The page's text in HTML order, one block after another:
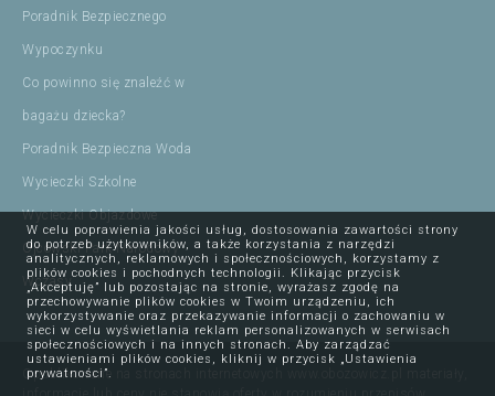
Poradnik Bezpiecznego
Wypoczynku
Co powinno się znaleźć w
bagażu dziecka?
Poradnik Bezpieczna Woda
Wycieczki Szkolne
Wycieczki Objazdowe
Ojcowski Park Narodowy
Wczasy
Opublikowane na stronach internetowych www.obozowicz.pl materiały,
W celu poprawienia jakości usług, dostosowania zawartości strony
do potrzeb użytkowników, a także korzystania z narzędzi
analitycznych, reklamowych i społecznościowych, korzystamy z
plików cookies i pochodnych technologii. Klikając przycisk
„Akceptuję” lub pozostając na stronie, wyrażasz zgodę na
przechowywanie plików cookies w Twoim urządzeniu, ich
wykorzystywanie oraz przekazywanie informacji o zachowaniu w
sieci w celu wyświetlania reklam personalizowanych w serwisach
społecznościowych i na innych stronach. Aby zarządzać
ustawieniami plików cookies, kliknij w przycisk „Ustawienia
prywatności”.